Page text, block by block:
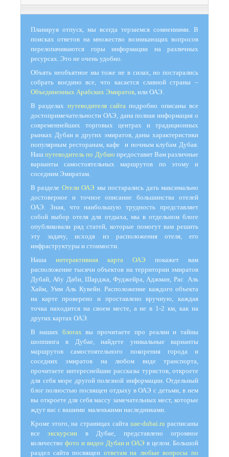
Планируя отпуск, мы всегда терзаемся сомнениями. В
поисках ответов на множество возникающих вопросов
перелопачиваются горы информации на различных
ресурсах. Это не очень удобно.
Объять необъятное мы тоже не в силах, но постарались
собрать воедино все, что касается славной страны –
Объединенных Арабских Эмиратов , или ОАЭ.
В разделах путеводителя сайта подробно описаны все
достопримечательности ОАЭ, дана полная информация о
современнейших торговых центрах и традиционных
рынках Дубаи и других эмиратов, даны характеристики
популярным ресторанам, кафе и ночным клубам Дубая.
Нашпутеводитель по Дубаю предоставит Вам различные
варианты самостоятельных маршрутов по этому и
соседним Эмиратам.
В разделе Отели ОАЭ мы постарались дать максимально
достоверное и точное описание большинства отелей
ОАЭ. Зная, что наибольшую трудность представляет
собой выбор отеля для отдыха, мы в отдельном блоге
опубликовали ряд статей, которые помогут вам решить
эту задачу, исходя из расположения отеля, его
инфраструктуры и стоимости.
Наша интерактивная карта ОАЭ покажет вам
расположение тысячи объектов на территории эмиратов
Дубай, Абу Даби, Шарджа, Фуджейра, Аджман, Рас Аль
Хайм, Умм Аль Кувейн. Расположение каждого объекта
на карте проверено и проставлено вручную, каждая
точка находится на своем месте, а не в 1-2 км, как на
других картах ОАЭ.
В наших блогах вы прочитаете про реалии и тайны
шоппинга в Дубае, найдете уникальные варианты
маршрутов самостоятельного покорения города и
соседних эмиратов на любом виде транспорта,
прочитаете интереснейшие рассказы туристов, откроете
для себя море другой полезной информации. Отдельный
блог полностью посвящен отдыху в ОАЭ с детьми, в нем
вы откроете для себя массу замечательных мест, которые
ждут вас с вашими маленькими наследниками.
Кроме этого, на страницах сайта uae-dubai.ru расписаны
всеэкскурсии в Дубае, представлено огромное
количество фото и видео Дубаи и ОАЭ в целом. Большой
раздел сайта посвящен ответам на любые вопросы по